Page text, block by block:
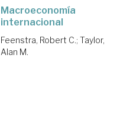
Macroeconomía
internacional
Feenstra, Robert C.; Taylor,
Alan M.